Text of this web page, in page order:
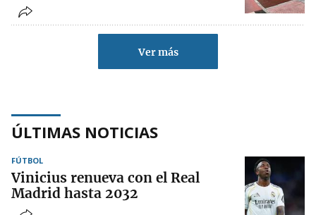
Ver más
ÚLTIMAS NOTICIAS
FÚTBOL
Vinicius renueva con el Real
Madrid hasta 2032